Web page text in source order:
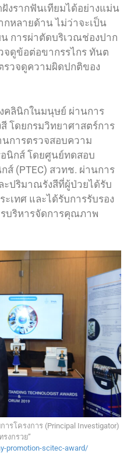
งรากฟันเทียมได้อย่างแม่น
หลายด้าน ไม่ว่าจะเป็น
การผ่าตัดบริเวณช่องปาก
จดูข้อต่อขากรรไกร ทันต
รวจดูความผิดปกติของ
คลินิกในมนุษย์ ผ่านการ
โดยกรมวิทยาศาสตร์การ
การตรวจสอบความ
นิกส์ โดยศูนย์ทดสอบ
(PTEC) สวทช. ผ่านการ
ปริมาณรังสีที่ผู้ป่วยได้รับ
ะเทศ และได้รับการรับรอง
รบริหารจัดการคุณภาพ
รโครงการ (Principal Investigator)
งกรวย”
promotion-scitec-award/